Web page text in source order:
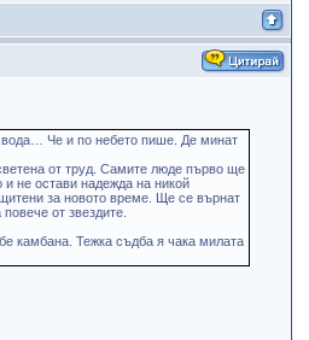
вода… Че и по небето пише. Де минат
от труд. Самите люде първо ще
и не остави надежда на никой
за новото време. Ще се върнат
от звездите.
камбана. Тежка съдба я чака милата